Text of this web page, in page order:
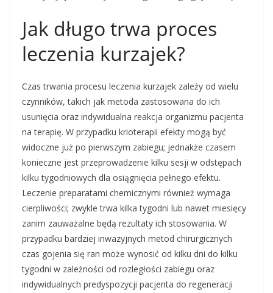
Jak długo trwa proces
leczenia kurzajek?
Czas trwania procesu leczenia kurzajek zależy od wielu
czynników, takich jak metoda zastosowana do ich
usunięcia oraz indywidualna reakcja organizmu pacjenta
na terapię. W przypadku krioterapii efekty mogą być
widoczne już po pierwszym zabiegu; jednakże czasem
konieczne jest przeprowadzenie kilku sesji w odstępach
kilku tygodniowych dla osiągnięcia pełnego efektu.
Leczenie preparatami chemicznymi również wymaga
cierpliwości; zwykle trwa kilka tygodni lub nawet miesięcy
zanim zauważalne będą rezultaty ich stosowania. W
przypadku bardziej inwazyjnych metod chirurgicznych
czas gojenia się ran może wynosić od kilku dni do kilku
tygodni w zależności od rozległości zabiegu oraz
indywidualnych predyspozycji pacjenta do regeneracji